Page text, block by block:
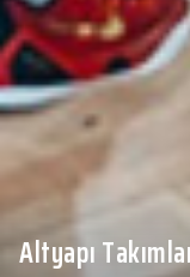
Altyapı